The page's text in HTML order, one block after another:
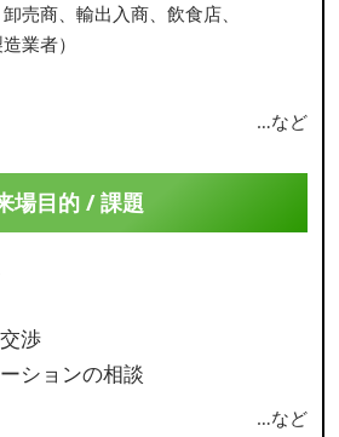
売商、輸出入商、飲食店、
業者）
…など
場目的 / 課題
渉
ションの相談
…など